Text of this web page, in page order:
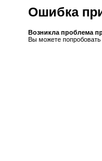
Ошибка
Возникла проблема
Вы можете попробовать